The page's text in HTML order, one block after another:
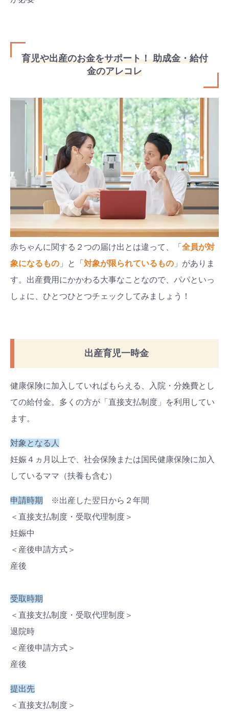
育児や出産のお金をサポート！ 助成金・給付
金のアレコレ
赤ちゃんに関する ２ つの届け出とは違って、「 全員が対
象になるもの 」と「 対象が限られているもの 」がありま
す。出産費用にかかわる大事なことなので、パパといっ
しょに、ひとつひとつチェックしてみましょう！
出産育児一時金
健康保険に加入していればもらえる、入院・分娩費とし
ての給付金。多くの方が「直接支払制度」を利用してい
ます。
対象となる人
妊娠４ ヵ月以上で、社会保険または国民健康保険に加入
しているママ（扶養も含む）
申請時期 ※出産した翌日から ２ 年間
＜直接支払制度・受取代理制度＞
妊娠中
＜産後申請方式＞
産後
受取時期
＜直接支払制度・受取代理制度＞
退院時
＜産後申請方式＞
産後
提出先
＜直接支払制度＞